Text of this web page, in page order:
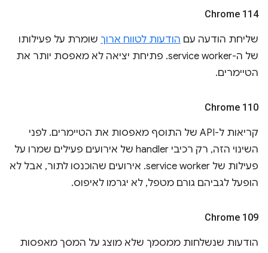
Chrome 114
שליחת הודעה עם הודעות לטווח ארוך שומרת על פעילותו
של ה-service worker. פתיחת יציאה לא מאפסת יותר את
הטיימרים.
Chrome 110
קריאות ל-API של התוסף מאפסות את הטיימרים. לפני
השינוי הזה, רק רכיבי handler של אירועים פעילים שמרו על
פעילות של service worker. אירועים שהוכנסו לתור, אבל לא
הופעל לגביהם גורם מטפל, לא יגרמו לאיפוס.
Chrome 109
הודעות שנשלחות ממסמך שלא מוצג על המסך מאפסות